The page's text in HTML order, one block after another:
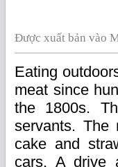
Được xuất bản vào
Eating
meat since
the 1800s.
servants. The
cake and
cars. A drive